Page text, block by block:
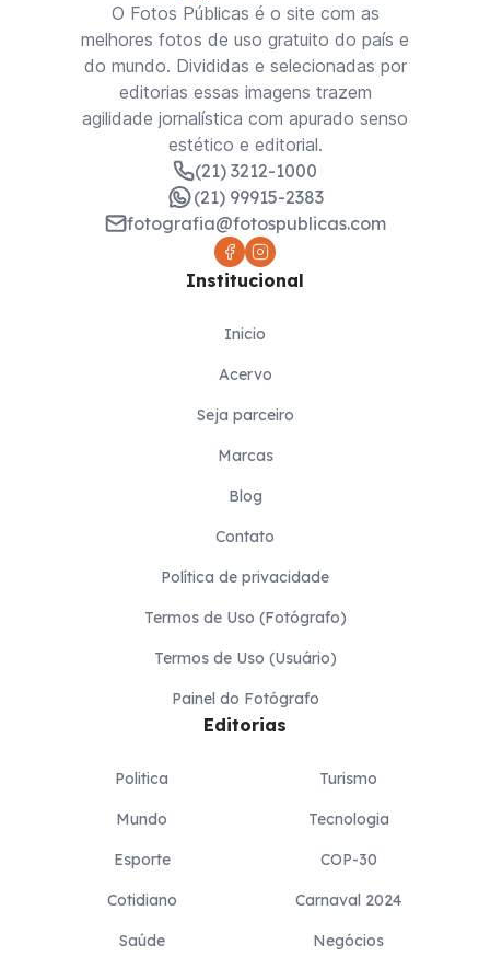
O Fotos Públicas é o site com as
melhores fotos de uso gratuito do país e
do mundo. Divididas e selecionadas por
editorias essas imagens trazem
agilidade jornalística com apurado senso
estético e editorial.
(21) 3212-1000
(21) 99915-2383
fotografia@fotospublicas.com
Institucional
Inicio
Acervo
Seja parceiro
Marcas
Blog
Contato
Política de privacidade
Termos de Uso (Fotógrafo)
Termos de Uso (Usuário)
Painel do Fotógrafo
Editorias
Politica
Mundo
Esporte
Cotidiano
Saúde
Turismo
Tecnologia
COP-30
Carnaval 2024
Negócios